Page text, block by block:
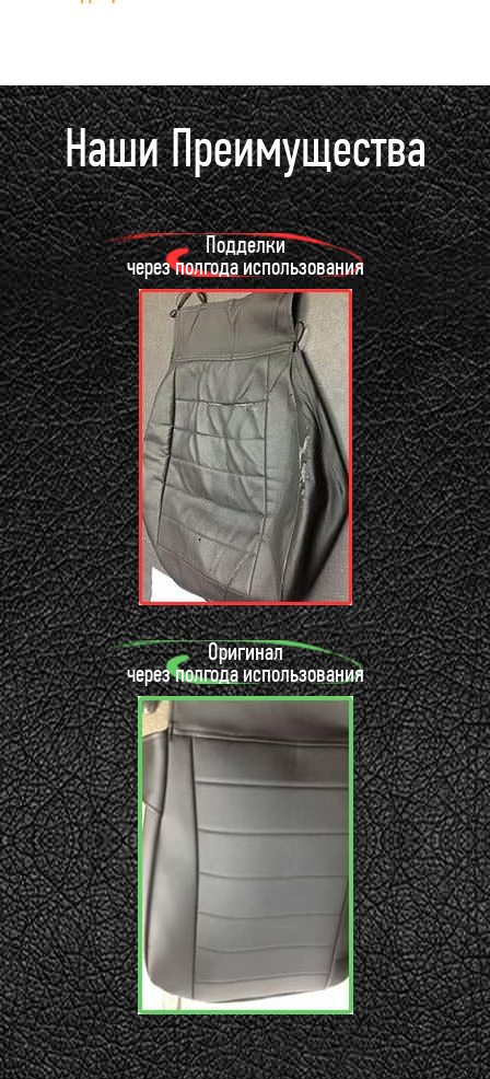
Наши Преимущества
Подделки
через полгода использования
Оригинал
через полгода использования